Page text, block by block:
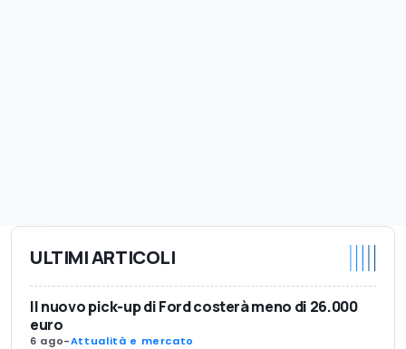
ULTIMI ARTICOLI
Il nuovo pick-up di Ford costerà meno di 26.000
euro
6 ago-Attualità e mercato